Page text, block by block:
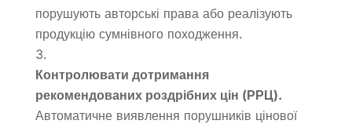
порушують авторські права або реалізують
продукцію сумнівного походження.
Контролювати дотримання
рекомендованих роздрібних цін (РРЦ).
Автоматичне виявлення порушників цінової